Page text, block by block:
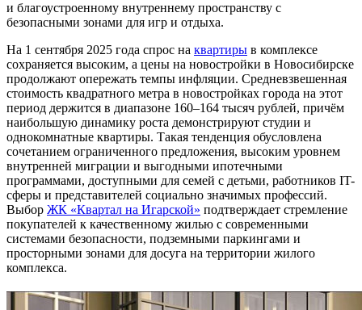
и благоустроенному внутреннему пространству с
безопасными зонами для игр и отдыха.
На 1 сентября 2025 года спрос на квартиры в комплексе
сохраняется высоким, а цены на новостройки в Новосибирске
продолжают опережать темпы инфляции. Средневзвешенная
стоимость квадратного метра в новостройках города на этот
период держится в диапазоне 160–164 тысяч рублей, причём
наибольшую динамику роста демонстрируют студии и
однокомнатные квартиры. Такая тенденция обусловлена
сочетанием ограниченного предложения, высоким уровнем
внутренней миграции и выгодными ипотечными
программами, доступными для семей с детьми, работников IT-
сферы и представителей социально значимых профессий.
Выбор ЖК «Квартал на Игарской» подтверждает стремление
покупателей к качественному жилью с современными
системами безопасности, подземными паркингами и
просторными зонами для досуга на территории жилого
комплекса.